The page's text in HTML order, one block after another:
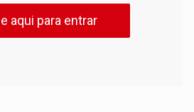
aqui para entrar